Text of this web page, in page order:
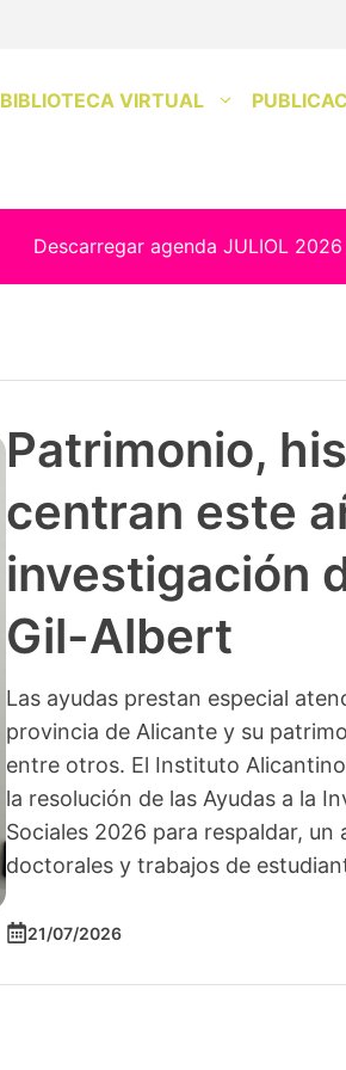
BIBLIOTECA VIRTUAL
Descarregar agenda JULIOL 2026
Patrimonio,
centran este
investigación
Gil-Albert
Las ayudas prestan especial
provincia de Alicante y su
entre otros. El Instituto
la resolución de las Ayudas a la
Sociales 2026 para respaldar,
doctorales y trabajos de
21/07/2026